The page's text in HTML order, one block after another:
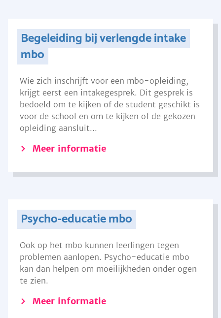
Begeleiding bij verlengde intake
mbo
Wie zich inschrijft voor een mbo-opleiding,
krijgt eerst een intakegesprek. Dit gesprek is
bedoeld om te kijken of de student geschikt is
voor de school en om te kijken of de gekozen
opleiding aansluit...
Meer informatie
Psycho-educatie mbo
Ook op het mbo kunnen leerlingen tegen
problemen aanlopen. Psycho-educatie mbo
kan dan helpen om moeilijkheden onder ogen
te zien.
Meer informatie